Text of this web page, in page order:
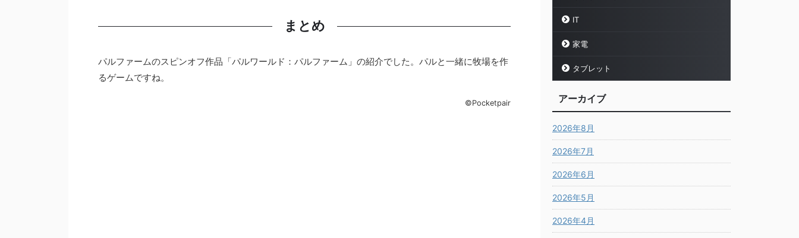
まとめ
パルファームのスピンオフ作品「パルワールド：パルファーム」の紹介でした。パルと一緒に牧場を作
るゲームですね。
©Pocketpair
IT
家電
タブレット
アーカイブ
2026年8月
2026年7月
2026年6月
2026年5月
2026年4月